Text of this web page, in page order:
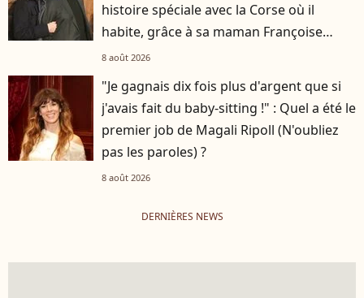
histoire spéciale avec la Corse où il
habite, grâce à sa maman Françoise
Hardy
8 août 2026
"Je gagnais dix fois plus d'argent que si
j'avais fait du baby-sitting !" : Quel a été le
premier job de Magali Ripoll (N'oubliez
pas les paroles) ?
8 août 2026
DERNIÈRES NEWS